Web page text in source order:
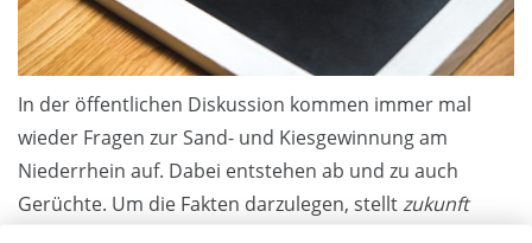
In der öffentlichen Diskussion kommen immer mal
wieder Fragen zur Sand- und Kiesgewinnung am
Niederrhein auf. Dabei entstehen ab und zu auch
Gerüchte. Um die Fakten darzulegen, stelltzukunft